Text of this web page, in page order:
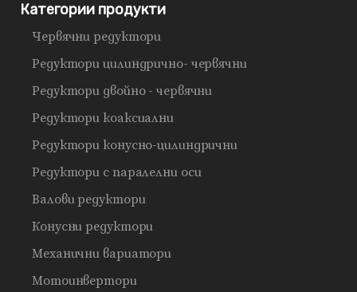
Категории продукти
Червячни редуктори
Редуктори цилиндрично- червячни
Редуктори двойно - червячни
Редуктори коаксиални
Редуктори конусно-цилиндрични
Редуктори с паралелни оси
Валови редуктори
Конусни редуктори
Механични вариатори
Мотоинвертори